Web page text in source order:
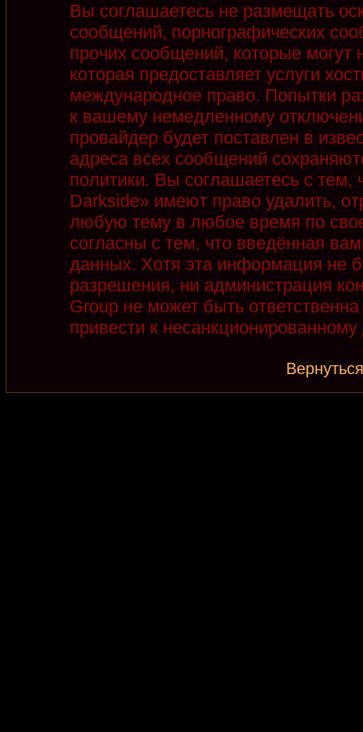
Вы соглашаетесь не размещать
сообщений, порнографических
прочих сообщений, которые
которая предоставляет услуги
международное право. Попытки
к вашему немедленному
провайдер будет поставлен в
адреса всех сообщений
политики. Вы соглашаетесь с
Darkside» имеют право удалить,
любую тему в любое время по
согласны с тем, что введённая
данных. Хотя эта информация не
разрешения, ни администрация
Group не может быть
привести к несанкционированному